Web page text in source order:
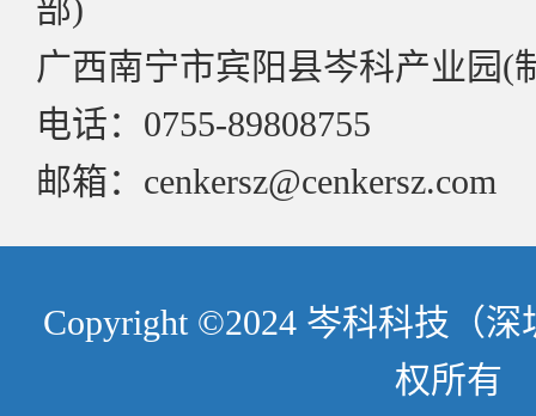
部)
广西南宁市宾阳县岑科产业园(
电话：0755-89808755
邮箱：cenkersz@cenkersz.com
Copyright ©2024 岑科科技（
权所有